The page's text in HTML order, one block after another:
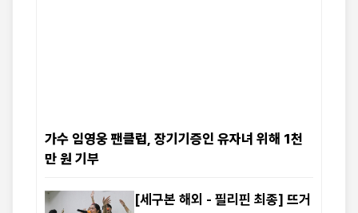
가수 임영웅 팬클럽, 장기기증인 유자녀 위해 1천
만 원 기부
[세구본 해외 - 필리핀 최종] 뜨거